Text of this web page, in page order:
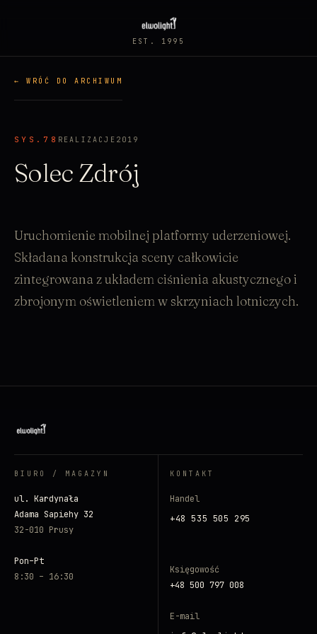
EST. 1995
← WRÓĆ DO ARCHIWUM
SYS.78 REALIZACJE 2019
Solec Zdrój
Uruchomienie mobilnej platformy uderzeniowej.
Składana konstrukcja sceny całkowicie
zintegrowana z układem ciśnienia akustycznego i
zbrojonym oświetleniem w skrzyniach lotniczych.
BIURO / MAGAZYN
ul. Kardynała
Adama Sapiehy 32
32-010 Prusy
Pon–Pt
8:30 – 16:30
KONTAKT
Handel
+48 535 505 295
Księgowość
+48 500 797 008
E-mail